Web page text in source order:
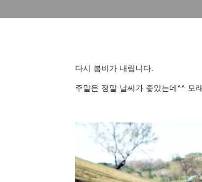
다시 봄비가 내립니다.
주말은 정말 날씨가 좋았는데^^ 모